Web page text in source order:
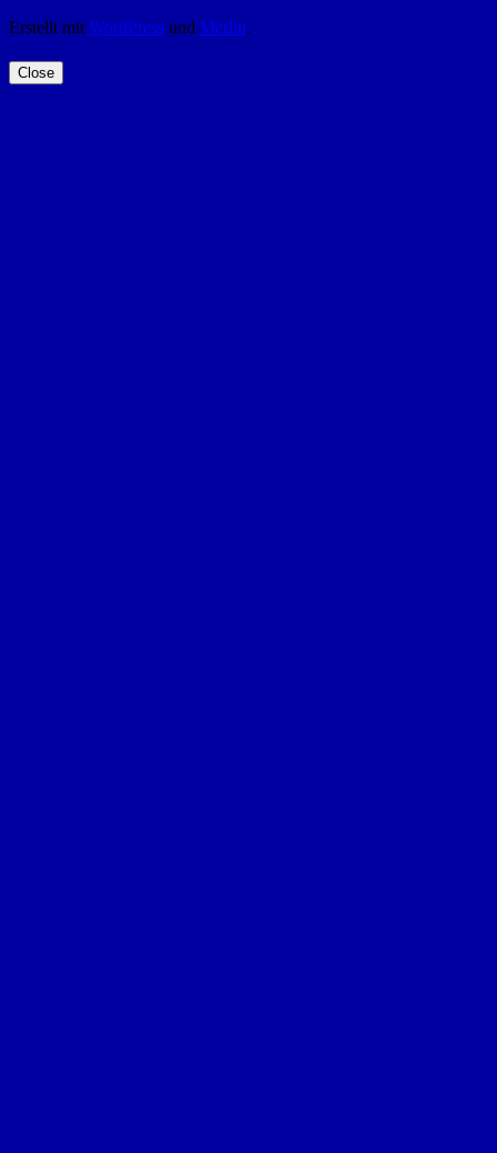
Erstellt mit WordPress und Merlin.
Close